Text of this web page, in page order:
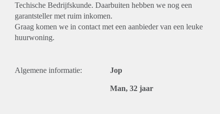
Techische Bedrijfskunde. Daarbuiten hebben we nog een
garantsteller met ruim inkomen.
Graag komen we in contact met een aanbieder van een leuke
huurwoning.
Algemene informatie: Jop
Man, 32 jaar